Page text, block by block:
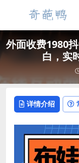
外面收费1980
白，实
详情介绍